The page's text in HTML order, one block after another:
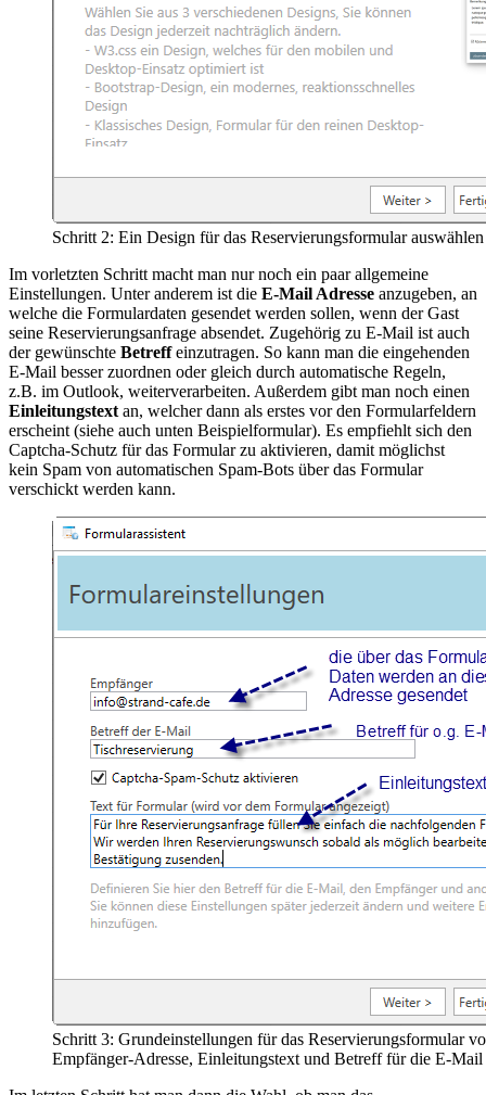
Schritt 2: Ein Design für das Reservierungsformular auswählen
Im vorletzten Schritt macht man nur noch ein paar allgemeine
Einstellungen. Unter anderem ist die E-Mail Adresse anzugeben, an
welche die Formulardaten gesendet werden sollen, wenn der Gast
seine Reservierungsanfrage absendet. Zugehörig zu E-Mail ist auch
der gewünschte Betreffeinzutragen. So kann man die eingehenden
E-Mail besser zuordnen oder gleich durch automatische Regeln,
z.B. im Outlook, weiterverarbeiten. Außerdem gibt man noch einen
Einleitungstext an, welcher dann als erstes vor den Formularfeldern
erscheint (siehe auch unten Beispielformular). Es empfiehlt sich den
Captcha-Schutz für das Formular zu aktivieren, damit möglichst
kein Spam von automatischen Spam-Bots über das Formular
verschickt werden kann.
Schritt 3: Grundeinstellungen für das Reservierungsformular
Empfänger-Adresse, Einleitungstext und Betreff für die E-Mail